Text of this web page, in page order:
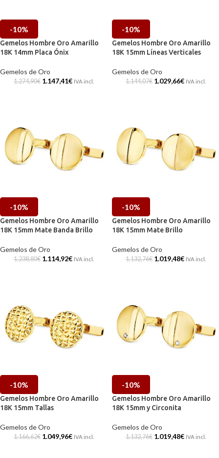
-10%
Gemelos Hombre Oro Amarillo
18K 14mm Placa Ónix
Gemelos de Oro
1.274,90€ 1.147,41€ IVA incl.
-10%
Gemelos Hombre Oro Amarillo
18K 15mm Líneas Verticales
Gemelos de Oro
1.144,07€ 1.029,66€ IVA incl.
-10%
Gemelos Hombre Oro Amarillo
18K 15mm Mate Banda Brillo
Gemelos de Oro
1.238,80€ 1.114,92€ IVA incl.
-10%
Gemelos Hombre Oro Amarillo
18K 15mm Mate Brillo
Gemelos de Oro
1.132,76€ 1.019,48€ IVA incl.
-10%
Gemelos Hombre Oro Amarillo
18K 15mm Tallas
Gemelos de Oro
1.166,62€ 1.049,96€ IVA incl.
-10%
Gemelos Hombre Oro Amarillo
18K 15mm y Circonita
Gemelos de Oro
1.132,76€ 1.019,48€ IVA incl.